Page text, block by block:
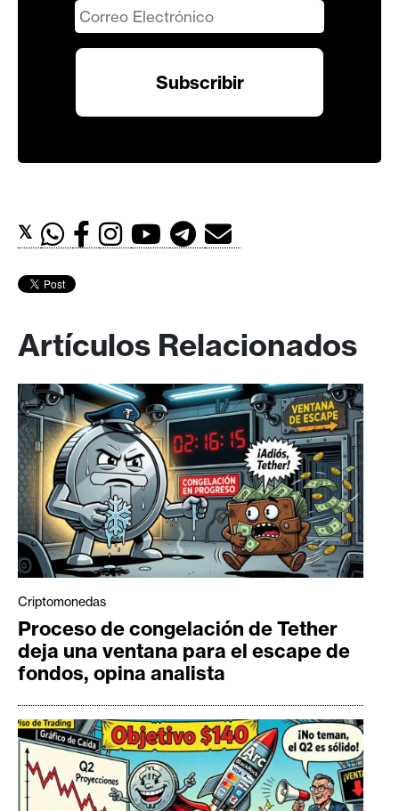
𝕏
Artículos Relacionados
Criptomonedas
Proceso de congelación de Tether
deja una ventana para el escape de
fondos, opina analista